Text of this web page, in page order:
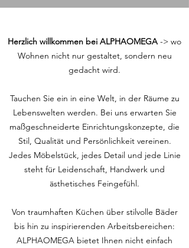
Herzlich willkommen bei ALPHAOMEGA -> wo
Wohnen nicht nur gestaltet, sondern neu
gedacht wird.
Tauchen Sie ein in eine Welt, in der Räume zu
Lebenswelten werden. Bei uns erwarten Sie
maßgeschneiderte Einrichtungskonzepte, die
Stil, Qualität und Persönlichkeit vereinen.
Jedes Möbelstück, jedes Detail und jede Linie
steht für Leidenschaft, Handwerk und
ästhetisches Feingefühl.
Von traumhaften Küchen über stilvolle Bäder
bis hin zu inspirierenden Arbeitsbereichen:
ALPHAOMEGA bietet Ihnen nicht einfach